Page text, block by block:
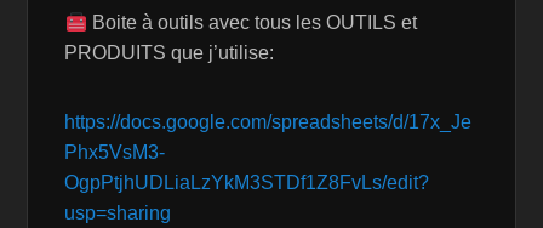
Boite à outils avec tous les OUTILS et
PRODUITS que j’utilise:
https://docs.google.com/spreadsheets/d/17x_Je
Phx5VsM3-
OgpPtjhUDLiaLzYkM3STDf1Z8FvLs/edit?
usp=sharing